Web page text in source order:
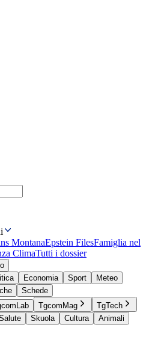
MontanaEpstein FilesFamiglia nel
ClimaTutti i dossier
Economia Sport
Meteo
Schede
TgcomMag
TgTech
Skuola Cultura
Animali